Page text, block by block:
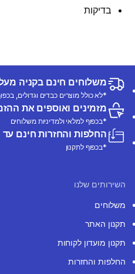
בדיקות
משלוחים חינם בקניה מעל 249
*לא כולל מוצרים כבדים וגדולים,
מזמינים ואוספים את
*בכפוף למלאי ולמדיניות משלוחים
החלפות והחזרות חינם עד 365 ימים ממועד הרכישה
*בכפוף לתקנון
השירותים שלנו
משלוחים
תקנון האתר
תקנון מועדון לקוחות
החלפות והחזרות